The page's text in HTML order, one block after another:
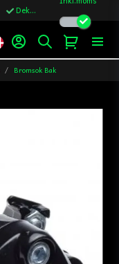
Dekaler ingår i alla ordrar
Bromsok Bak